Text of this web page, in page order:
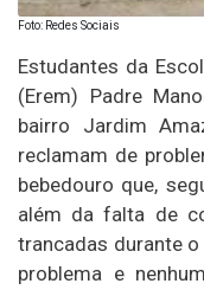
Foto: Redes Sociais
Estudantes da
(Erem) Padre
bairro Jardim
reclamam de
bebedouro que,
além da falta de
trancadas durante
problema e